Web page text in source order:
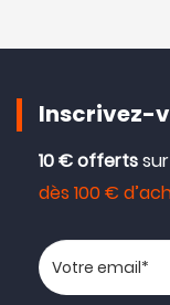
Inscrivez-
10 € offerts
dès 100 €
Votre adresse